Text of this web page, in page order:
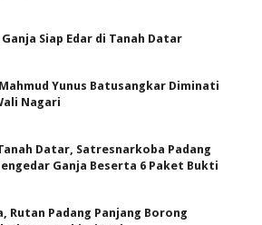
Siap Edar di Tanah Datar
Yunus Batusangkar Diminati
Nagari
Datar, Satresnarkoba Padang
Ganja Beserta 6 Paket Bukti
Rutan Padang Panjang Borong